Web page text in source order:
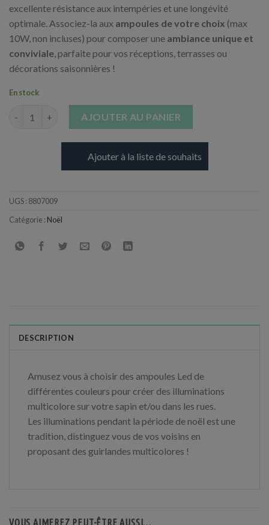
excellente résistance aux intempéries et une longévité
optimale. Associez-la aux ampoules de votre choix (max
10W, non incluses) pour composer une ambiance unique et
conviviale , parfaite pour vos réceptions, terrasses ou
décorations saisonnières !
En stock
AJOUTER AU PANIER
Ajouter à la liste de souhaits
UGS : 8807009
Catégorie : Noël
DESCRIPTION
Amusez vous à choisir des ampoules Led de
différentes couleurs pour créer des illuminations
multicolore sur votre sapin et/ou dans les rues.
Les illuminations pendant la période de noël est une
tradition, distinguez vous de vos voisins en
proposant des guirlandes multicolores !
VOUS AIMEREZ PEUT-ÊTRE AUSSI…